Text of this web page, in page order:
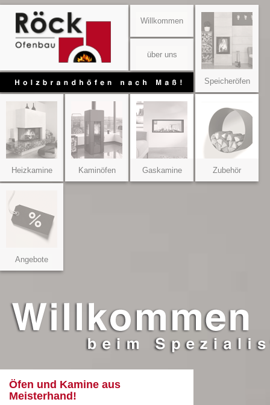
Willkommen
über uns
Speicheröfen
Heizkamine Kaminöfen Gaskamine Zubehör
Angebote
Öfen und Kamine aus
Meisterhand!